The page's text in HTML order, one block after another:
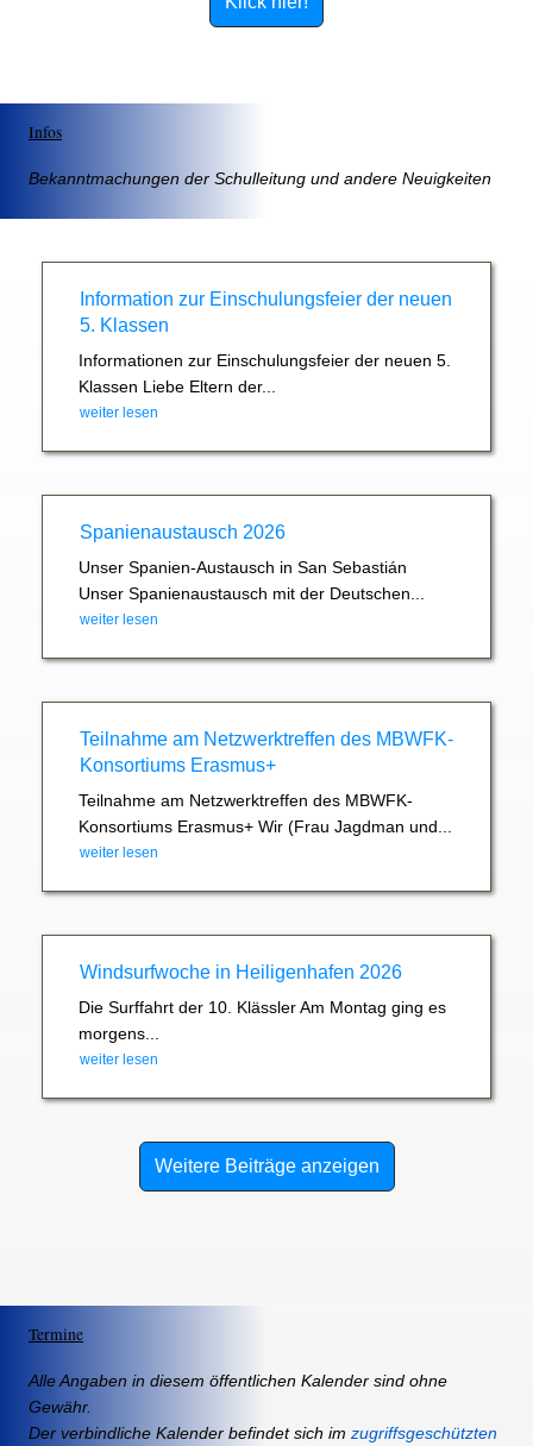
Infos
Bekanntmachungen der Schulleitung und andere Neuigkeiten
Information zur Einschulungsfeier der neuen
5. Klassen
Informationen zur Einschulungsfeier der neuen 5.
Klassen Liebe Eltern der...
weiter lesen
Spanienaustausch 2026
Unser Spanien-Austausch in San Sebastián
Unser Spanienaustausch mit der Deutschen...
weiter lesen
Teilnahme am Netzwerktreffen des MBWFK-
Konsortiums Erasmus+
Teilnahme am Netzwerktreffen des MBWFK-
Konsortiums Erasmus+ Wir (Frau Jagdman und...
weiter lesen
Windsurfwoche in Heiligenhafen 2026
Die Surffahrt der 10. Klässler Am Montag ging es
morgens...
weiter lesen
Weitere Beiträge anzeigen
Termine
Alle Angaben in diesem öffentlichen Kalender sind ohne
Gewähr.
Der verbindliche Kalender befindet sich im zugriffsgeschützten